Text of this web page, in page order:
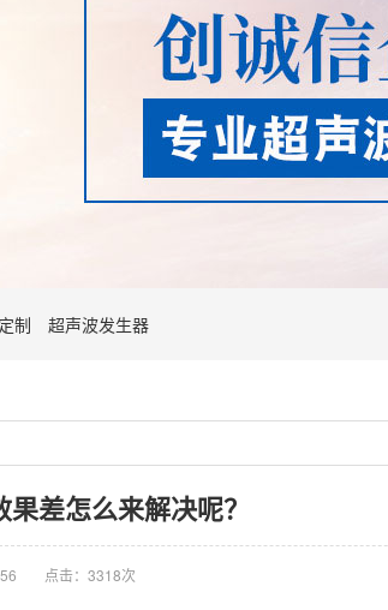
制 超声波发生器
差怎么来解决呢？
点击：3318次